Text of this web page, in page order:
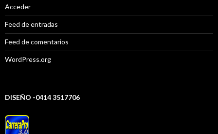
Acceder
Feed de entradas
Feed de comentarios
WordPress.org
DISEÑO -0414 3517706